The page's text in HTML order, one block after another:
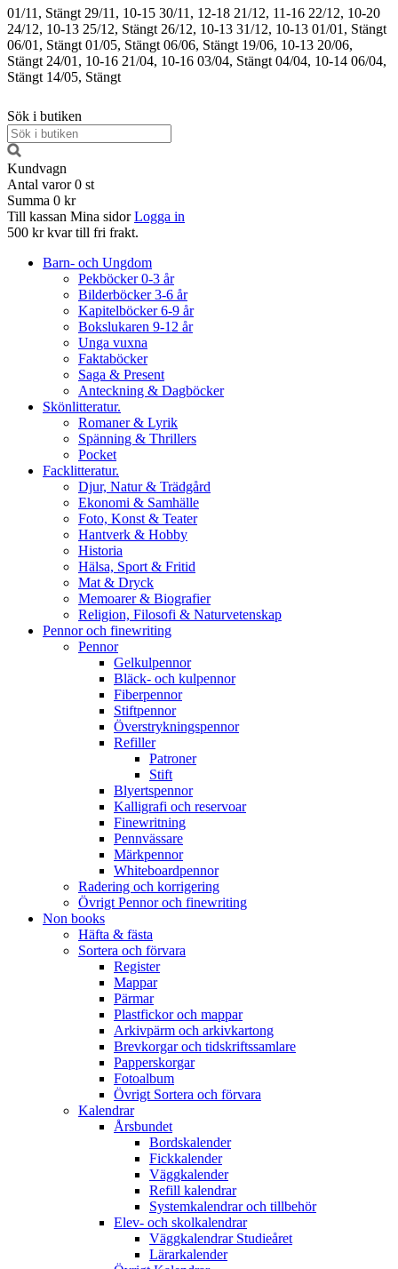
01/11, Stängt 29/11, 10-15 30/11, 12-18 21/12, 11-16 22/12, 10-20
24/12, 10-13 25/12, Stängt 26/12, 10-13 31/12, 10-13 01/01, Stängt
06/01, Stängt 01/05, Stängt 06/06, Stängt 19/06, 10-13 20/06,
Stängt 24/01, 10-16 21/04, 10-16 03/04, Stängt 04/04, 10-14 06/04,
Stängt 14/05, Stängt
Sök i butiken
Kundvagn
Antal varor 0 st
Summa 0 kr
Till kassan Mina sidor Logga in
500 kr kvar till fri frakt.
Barn- och Ungdom
Pekböcker 0-3 år
Bilderböcker 3-6 år
Kapitelböcker 6-9 år
Bokslukaren 9-12 år
Unga vuxna
Faktaböcker
Saga & Present
Anteckning & Dagböcker
Skönlitteratur.
Romaner & Lyrik
Spänning & Thrillers
Pocket
Facklitteratur.
Djur, Natur & Trädgård
Ekonomi & Samhälle
Foto, Konst & Teater
Hantverk & Hobby
Historia
Hälsa, Sport & Fritid
Mat & Dryck
Memoarer & Biografier
Religion, Filosofi & Naturvetenskap
Pennor och finewriting
Pennor
Gelkulpennor
Bläck- och kulpennor
Fiberpennor
Stiftpennor
Överstrykningspennor
Refiller
Patroner
Stift
Blyertspennor
Kalligrafi och reservoar
Finewritning
Pennvässare
Märkpennor
Whiteboardpennor
Radering och korrigering
Övrigt Pennor och finewriting
Non books
Häfta & fästa
Sortera och förvara
Register
Mappar
Pärmar
Plastfickor och mappar
Arkivpärm och arkivkartong
Brevkorgar och tidskriftssamlare
Papperskorgar
Fotoalbum
Övrigt Sortera och förvara
Kalendrar
Årsbundet
Bordskalender
Fickkalender
Väggkalender
Refill kalendrar
Systemkalendrar och tillbehör
Elev- och skolkalendrar
Väggkalendrar Studieåret
Lärarkalender